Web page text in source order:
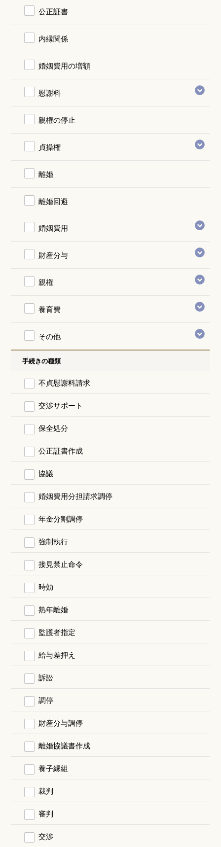
公正証書
内縁関係
婚姻費用の増額
慰謝料
親権の停止
貞操権
離婚
離婚回避
婚姻費用
財産分与
親権
養育費
その他
手続きの種類
不貞慰謝料請求
交渉サポート
保全処分
公正証書作成
協議
婚姻費用分担請求調停
年金分割調停
強制執行
接見禁止命令
時効
熟年離婚
監護者指定
給与差押え
訴訟
調停
財産分与調停
離婚協議書作成
養子縁組
裁判
審判
交渉